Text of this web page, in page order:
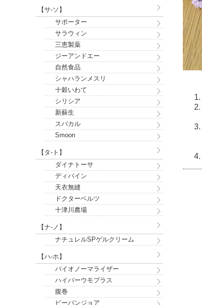
【サ-ソ】
サポーター
サラウィン
三恵製薬
ジーアンドエー
自然食品
シャハランメスリ
十穀いわて
シリシア
新蘇生
スパカル
Smoon
【タ-ト】
ダイナトーサ
ディバイン
天衣無縫
ドクターベルツ
十津川農場
【ナ-ノ】
ナチュレルSPゲルクリーム
【ハ-ホ】
バイオノーマライザー
ハイパーウモプラス
腹巻
ビーバンジョア